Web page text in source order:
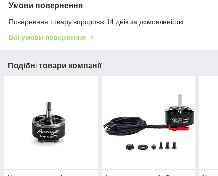
Умови повернення
Повернення товару впродовж 14 днів за домовленістю
Всі умови повернення
Подібні товари компанії